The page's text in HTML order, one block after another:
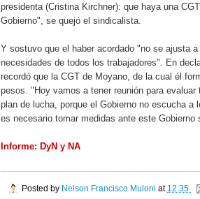
presidenta (Cristina Kirchner): que haya una
Gobierno", se quejó el sindicalista.
Y sostuvo que el haber acordado "no se ajusta
necesidades de todos los trabajadores". En
recordó que la CGT de Moyano, de la cual él
pesos. "Hoy vamos a tener reunión para
plan de lucha, porque el Gobierno no escucha a
es necesario tomar medidas ante este Gobierno
Informe: DyN y NA
Posted by Nelson Francisco Muloni at 12:35